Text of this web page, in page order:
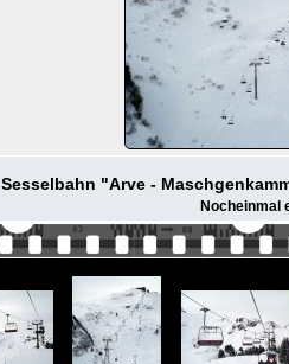
Sesselbahn "Arve -
Nocheinmal